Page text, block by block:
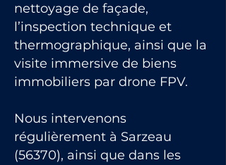
nettoyage de façade,
l’inspection technique et
thermographique, ainsi que la
visite immersive de biens
immobiliers par drone FPV.
Nous intervenons
régulièrement à Sarzeau
(56370), ainsi que dans les